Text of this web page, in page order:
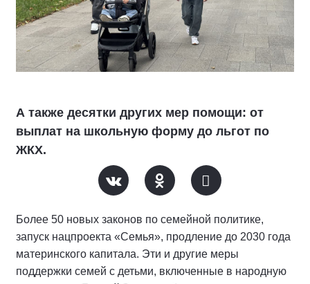
А также десятки других мер помощи: от
выплат на школьную форму до льгот по
ЖКХ.
Более 50 новых законов по семейной политике,
запуск нацпроекта «Семья», продление до 2030 года
материнского капитала. Эти и другие меры
поддержки семей с детьми, включенные в народную